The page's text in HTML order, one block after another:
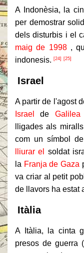
A Indonèsia, la
per demostrar
dels disturbis i el
maig de 1998,
indonesis. [24] [25]
Israel
A partir de l'agost
Israel
de Galilea
lligades als
com un símbol
lliurar el
soldat
la Franja de Gaza
va criar al petit
de llavors ha estat
Itàlia
A Itàlia, la cinta
presos de guerra